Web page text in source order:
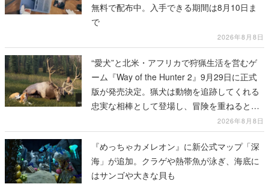
無料で配布中。入手できる期間は8月10日ま
で
2026年8月8日
“愛犬”と北米・アフリカで狩猟生活を営むゲ
ーム『Way of the Hunter 2』9月29日に正式
版が発売決定。猟犬は動物を追跡してくれる
忠実な相棒として登場し、冒険を重ねると成
2026年8月8日
『めっちゃカメレオン』に新公式マップ「深
海」が追加。クラゲや熱帯魚が泳ぎ、海底に
はサンゴや大きな貝も